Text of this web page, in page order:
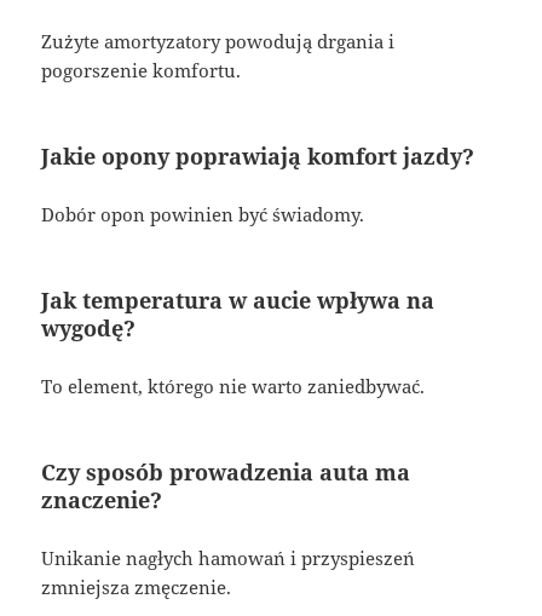
Zużyte amortyzatory powodują drgania i
pogorszenie komfortu.
Jakie opony poprawiają komfort jazdy?
Dobór opon powinien być świadomy.
Jak temperatura w aucie wpływa na
wygodę?
To element, którego nie warto zaniedbywać.
Czy sposób prowadzenia auta ma
znaczenie?
Unikanie nagłych hamowań i przyspieszeń
zmniejsza zmęczenie.